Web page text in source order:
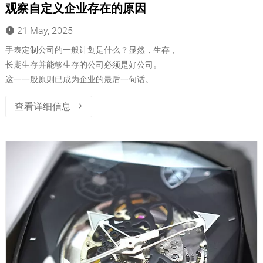
观察自定义企业存在的原因
21 May, 2025
手表定制公司的一般计划是什么？显然，生存，
长期生存并能够生存的公司必须是好公司。
这一一般原则已成为企业的最后一句话。
查看详细信息